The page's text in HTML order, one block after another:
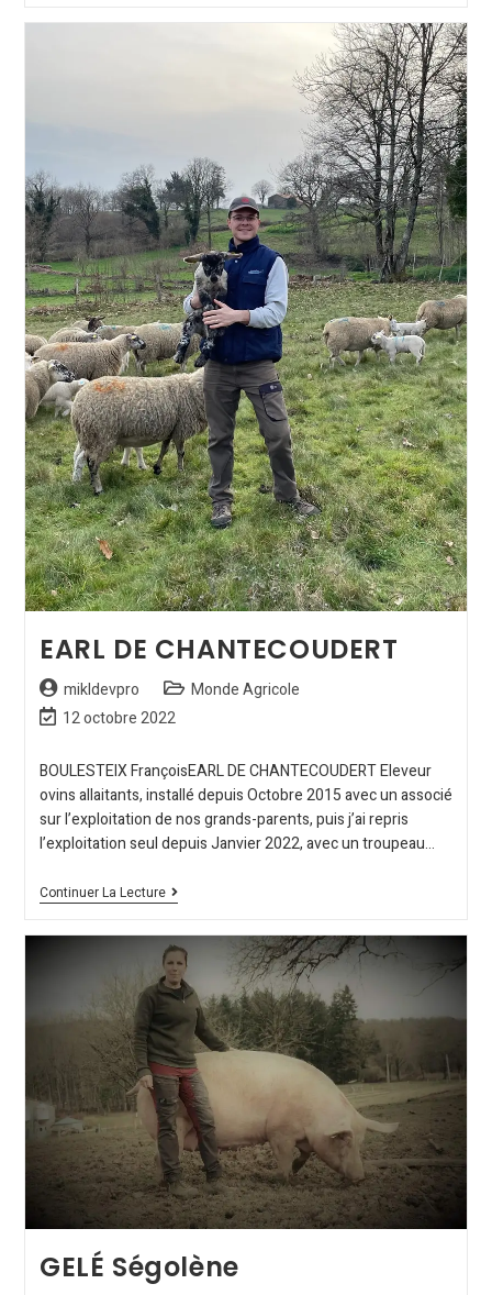
EARL DE CHANTECOUDERT
mikldevpro
Monde Agricole
12 octobre 2022
BOULESTEIX FrançoisEARL DE CHANTECOUDERT Eleveur
ovins allaitants, installé depuis Octobre 2015 avec un associé
sur l’exploitation de nos grands-parents, puis j’ai repris
l’exploitation seul depuis Janvier 2022, avec un troupeau…
Continuer La Lecture
GELÉ Ségolène